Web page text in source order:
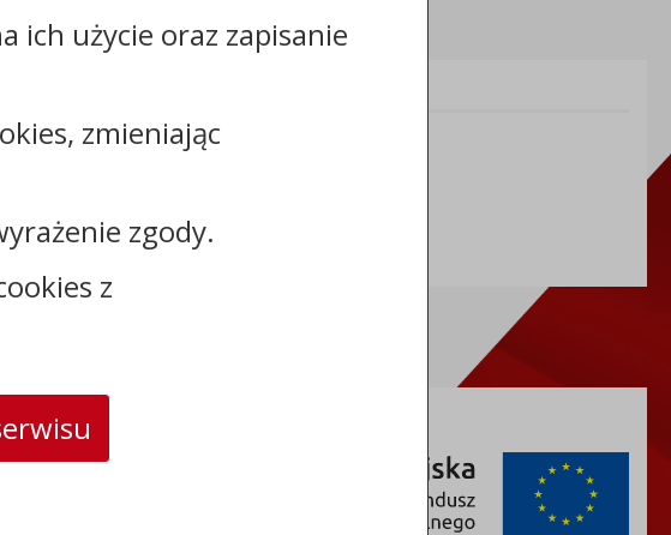
NIP: 5591698086
ich użycie oraz zapisanie
zmieniając
zgody.
z